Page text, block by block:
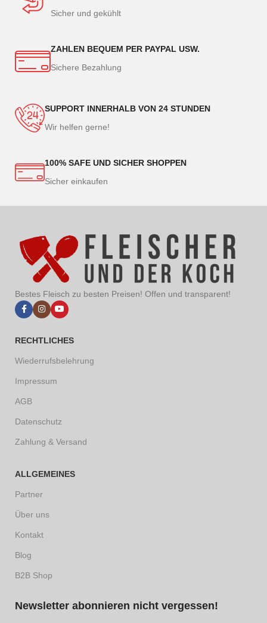
Sicher und gekühlt
ZAHLEN BEQUEM PER PAYPAL USW.
Sichere Bezahlung
SUPPORT INNERHALB VON 24 STUNDEN
Wir helfen gerne!
100% SAFE UND SICHER SHOPPEN
Sicher einkaufen
Bestes Fleisch zu besten Preisen! Offen und transparent!
RECHTLICHES
Wiederrufsbelehrung
Impressum
AGB
Datenschutz
Zahlung & Versand
ALLGEMEINES
Partner
Über uns
Kontakt
Blog
B2B Shop
Newsletter abonnieren nicht vergessen!